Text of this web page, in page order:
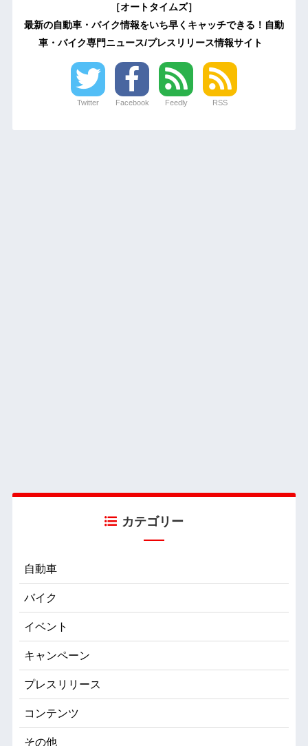
［オートタイムズ］
最新の自動車・バイク情報をいち早くキャッチできる！自動
車・バイク専門ニュース/プレスリリース情報サイト
Twitter Facebook Feedly RSS
カテゴリー
自動車
バイク
イベント
キャンペーン
プレスリリース
コンテンツ
その他